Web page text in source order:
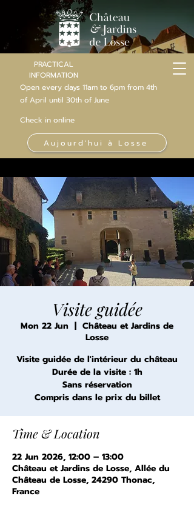
PRACTICAL
INFORMATION
Open every days 11am to 6pm from 4th
of April until 30th of June
Check in online
Aujourd'hui à Losse
Visite guidée
Mon 22 Jun
  |
Château et Jardins de
Losse
Visite guidée de l'intérieur du château
Durée de la visite : 1h
Sans réservation
Compris dans le prix du billet
Time & Location
22 Jun 2026, 12:00 – 13:00
Château et Jardins de Losse, Allée du
Château de Losse, 24290 Thonac,
France